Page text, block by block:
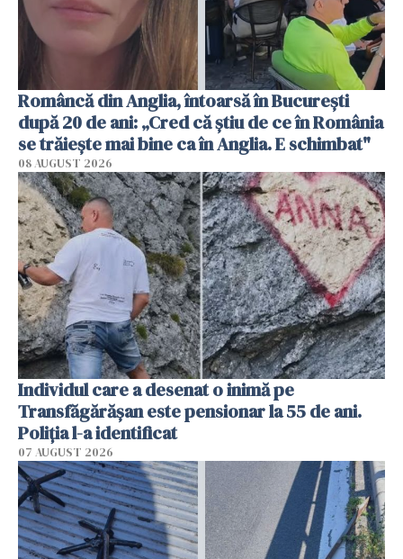
Româncă din Anglia, întoarsă în București
după 20 de ani: „Cred că știu de ce în România
se trăiește mai bine ca în Anglia. E schimbat"
08 AUGUST 2026
Individul care a desenat o inimă pe
Transfăgărășan este pensionar la 55 de ani.
Poliția l-a identificat
07 AUGUST 2026